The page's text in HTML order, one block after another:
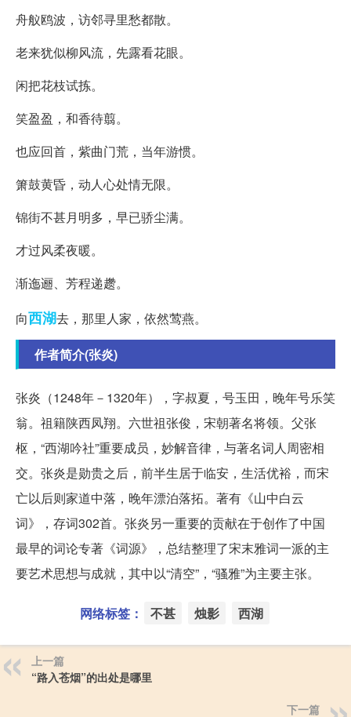
舟舣鸥波，访邻寻里愁都散。
老来犹似柳风流，先露看花眼。
闲把花枝试拣。
笑盈盈，和香待翦。
也应回首，紫曲门荒，当年游惯。
箫鼓黄昏，动人心处情无限。
锦街不甚月明多，早已骄尘满。
才过风柔夜暖。
渐迤逦、芳程递趱。
向西湖去，那里人家，依然莺燕。
作者简介(张炎)
张炎（1248年－1320年），字叔夏，号玉田，晚年号乐笑
翁。祖籍陕西凤翔。六世祖张俊，宋朝著名将领。父张
枢，“西湖吟社”重要成员，妙解音律，与著名词人周密相
交。张炎是勋贵之后，前半生居于临安，生活优裕，而宋
亡以后则家道中落，晚年漂泊落拓。著有《山中白云
词》，存词302首。张炎另一重要的贡献在于创作了中国
最早的词论专著《词源》，总结整理了宋末雅词一派的主
要艺术思想与成就，其中以“清空”，“骚雅”为主要主张。
网络标签： 不甚 烛影 西湖
上一篇
“路入苍烟”的出处是哪里
下一篇